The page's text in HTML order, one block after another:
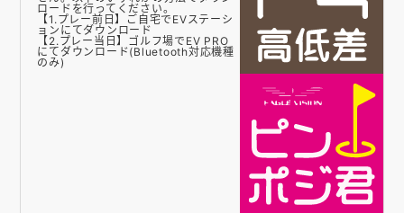
ロードを行ってください。
【1.プレー前日】ご自宅でEVステーシ
ョンにてダウンロード
【2.プレー当日】ゴルフ場でEV PRO
にてダウンロード(Bluetooth対応機種
のみ)